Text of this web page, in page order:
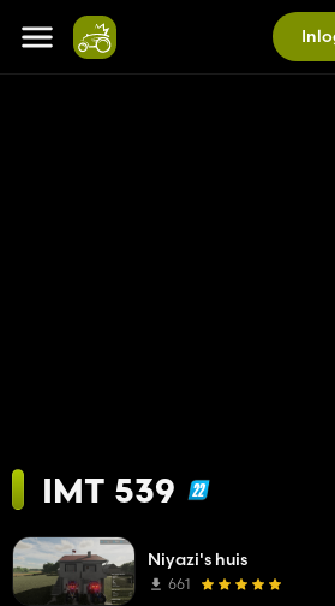
IMT 539
Niyazi's huis
661